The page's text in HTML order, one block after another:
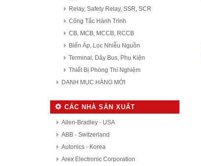
Relay, Safety Relay, SSR, SCR
Công Tắc Hành Trình
CB, MCB, MCCB, RCCB
Biến Áp, Lọc Nhiễu Nguồn
Terminal, Dây Bus, Phụ Kiện
Thiết Bị Phòng Thí Nghiệm
DANH MỤC HÀNG MỚI
CÁC NHÀ SẢN XUẤT
Allen-Bradley - USA
ABB - Switzerland
Autonics - Korea
Arex Electronic Corporation